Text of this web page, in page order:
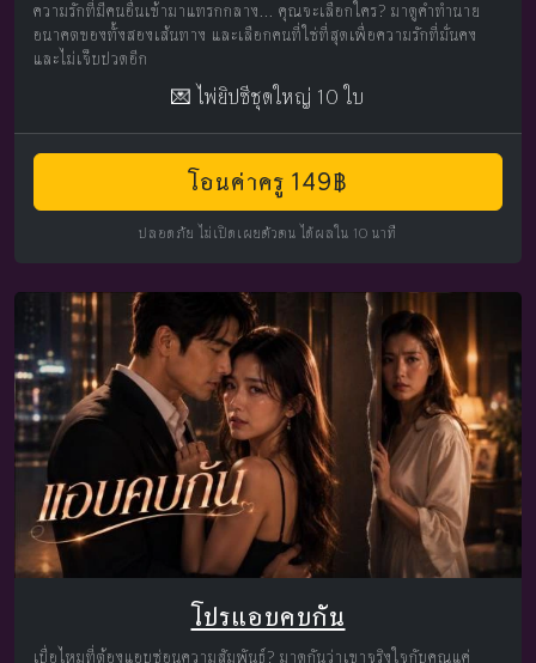
ความรักที่มีคนอื่นเข้ามาแทรกกลาง... คุณจะเลือกใคร? มาดูคำทำนาย
อนาคตของทั้งสองเส้นทาง และเลือกคนที่ใช่ที่สุดเพื่อความรักที่มั่นคง
และไม่เจ็บปวดอีก
💌 ไพ่ยิปซีชุดใหญ่ 10 ใบ
โอนค่าครู 149฿
ปลอดภัย ไม่เปิดเผยตัวตน ได้ผลใน 10 นาที
โปรแอบคบกัน
เบื่อไหมที่ต้องแอบซ่อนความสัมพันธ์? มาดูกันว่าเขาจริงใจกับคุณแค่